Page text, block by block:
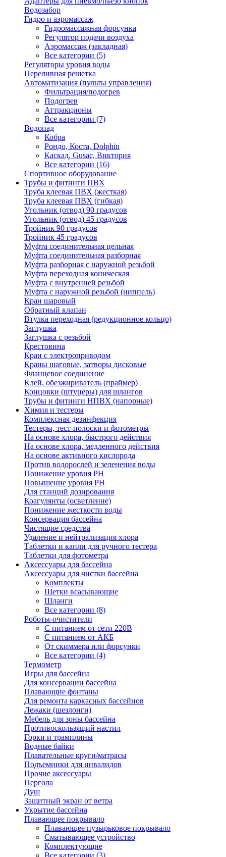
Водозабор
Гидро и аэромассаж
Гидромассажная форсунка
Регулятор подачи воздуха
Аэромассаж (закладная)
Все категории (5)
Регуляторы уровня воды
Переливная решетка
Автоматизация (пульты управления)
Фильтрация/подогрев
Подогрев
Аттракционы
Все категории (7)
Водопад
Кобра
Рондо, Коста, Dolphin
Каскад, Gusac, Виктория
Все категории (16)
Спортивное оборудование
Трубы и фитинги ПВХ
Труба клеевая ПВХ (жесткая)
Труба клеевая ПВХ (гибкая)
Угольник (отвод) 90 градусов
Угольник (отвод) 45 градусов
Тройник 90 градусов
Тройник 45 градусов
Муфта соединительная цельная
Муфта соединительная разборная
Муфта разборная с наружной резьбой
Муфта переходная коническая
Муфта с внутренней резьбой
Муфта с наружной резьбой (ниппель)
Кран шаровый
Обратный клапан
Втулка переходная (редукционное кольцо)
Заглушка
Заглушка с резьбой
Крестовина
Кран с электроприводом
Краны шаговые, затворы дисковые
Фланцевое соединение
Клей, обезжириватель (праймер)
Концовки (штуцеры) для шлангов
Трубы и фитинги НПВХ (напорные)
Химия и тестеры
Комплексная дезинфекция
Тестеры, тест-полоски и фотометры
На основе хлора, быстрого действия
На основе хлора, медленного действия
На основе активного кислорода
Против водорослей и зеленения воды
Понижение уровня РН
Повышение уровня РН
Для станций дозирования
Коагулянты (осветление)
Понижение жесткости воды
Консервация бассейна
Чистящие средства
Удаление и нейтрализация хлора
Таблетки и капли для ручного тестера
Таблетки для фотометра
Аксессуары для бассейна
Аксессуары для чистки бассейна
Комплекты
Щетки всасывающие
Шланги
Все категории (8)
Роботы-очистители
С питанием от сети 220В
С питанием от АКБ
От скиммера или форсунки
Все категории (4)
Термометр
Игры для бассейна
Для консервации бассейна
Плавающие фонтаны
Для ремонта каркасных бассейнов
Лежаки (шезлонги)
Мебель для зоны бассейна
Противоскользящий настил
Горки и трамплины
Водные байки
Плавательные круги/матрасы
Подъемники для инвалидов
Прочие аксессуары
Пергола
Душ
Защитный экран от ветра
Укрытие бассейна
Плавающее покрывало
Плавающее пузырьковое покрывало
Сматывающее устройство
Комплектующие
Все категории (3)